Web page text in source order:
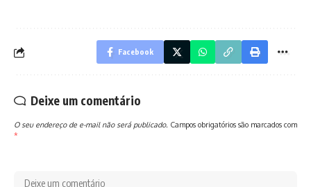
Facebook
Deixe um comentário
O seu endereço de e-mail não será publicado. Campos obrigatórios são marcados com
*